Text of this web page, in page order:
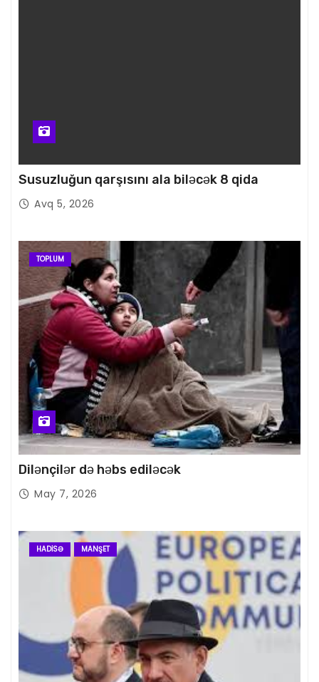
Susuzluğun qarşısını ala biləcək 8 qida
Avq 5, 2026
TOPLUM
Dilənçilər də həbs ediləcək
May 7, 2026
HADISƏ MANŞET